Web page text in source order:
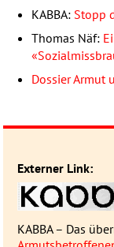
KABBA: Stopp
Thomas Näf:
Dossier Armut
Externer Link:
KABBA– Das